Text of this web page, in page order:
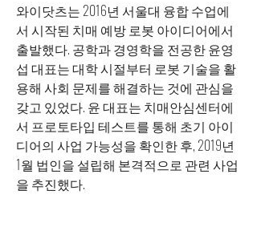
와이닷츠는 2016년 서울대 융합 수업에
서 시작된 치매 예방 로봇 아이디어에서
출발했다. 공학과 경영학을 전공한 윤영
섭 대표는 대학 시절부터 로봇 기술을 활
용해 사회 문제를 해결하는 것에 관심을
갖고 있었다. 윤 대표는 치매안심센터에
서 프로토타입 테스트를 통해 초기 아이
디어의 사업 가능성을 확인한 후, 2019년
1월 법인을 설립해 본격적으로 관련 사업
을 추진했다.